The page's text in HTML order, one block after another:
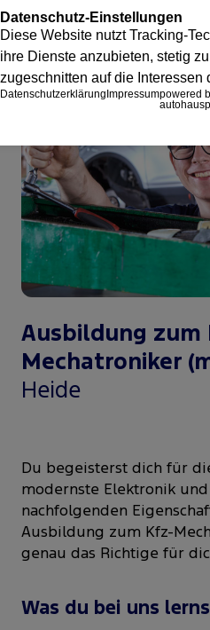
Ausbildung zum
Mechatroniker
Heide
Du begeisterst dich für
modernste Elektronik
nachfolgenden
Ausbildung zum Kfz-
genau das Richtige für
Was du bei uns